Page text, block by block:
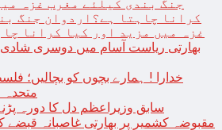
جنگ بندی کیلئے مغرب غزہ
کرانا چاہتا ہے؟اردوان جنگ
غزہ میں مزید اور کیا کرانا
بھارتی ریاست آسام میں دوسری
خدارا ! ہمارے بچوں کو بچالیں؛
متحدہ
سابق وزیراعظم دل کا دورہ
مقبوضہ کشمیر پر بھارتی غاصبانہ قبضے کو 76 سال